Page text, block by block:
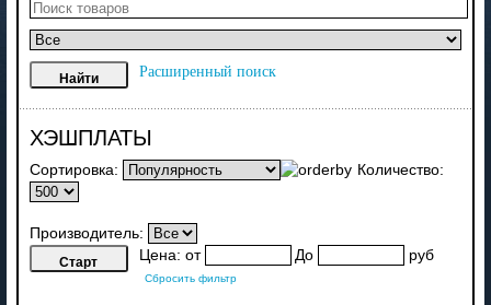
Расширенный поиск
ХЭШПЛАТЫ
Сортировка: Количество:
Производитель:
Цена: от До руб
Сбросить фильтр